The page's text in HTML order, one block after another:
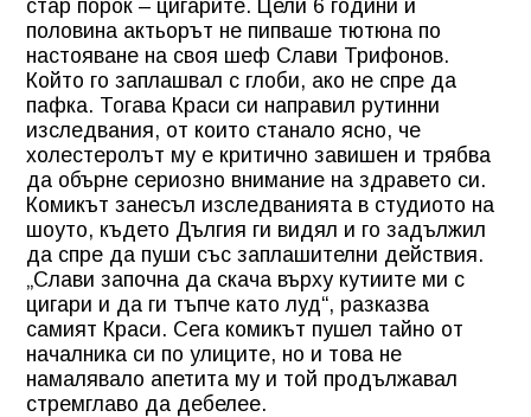
стар порок – цигарите. Цели 6 години и
половина актьорът не пипваше тютюна по
настояване на своя шеф Слави Трифонов.
Който го заплашвал с глоби, ако не спре да
пафка. Тогава Краси си направил рутинни
изследвания, от които станало ясно, че
холестеролът му е критично завишен и трябва
да обърне сериозно внимание на здравето си.
Комикът занесъл изследванията в студиото на
шоуто, където Дългия ги видял и го задължил
да спре да пуши със заплашителни действия.
„Слави започна да скача върху кутиите ми с
цигари и да ги тъпче като луд“, разказва
самият Краси. Сега комикът пушел тайно от
началника си по улиците, но и това не
намалявало апетита му и той продължавал
стремглаво да дебелее.